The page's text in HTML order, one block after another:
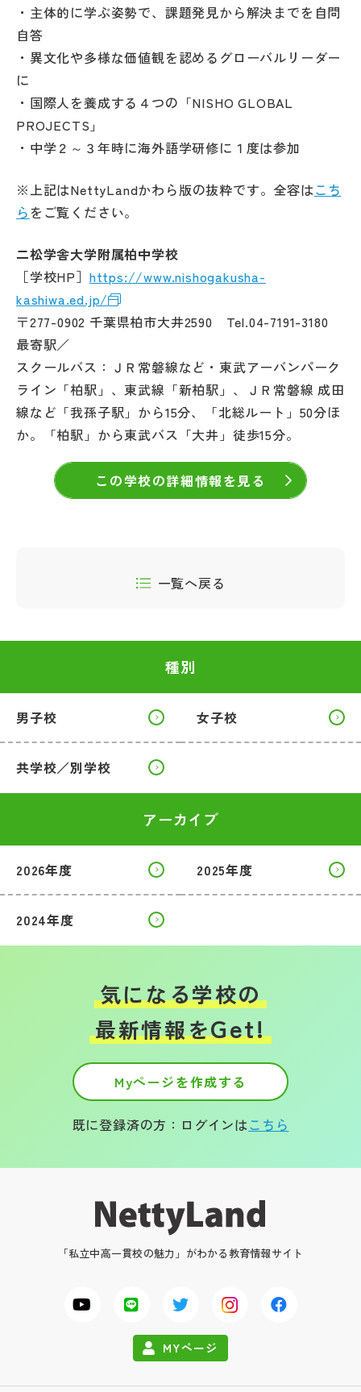
・主体的に学ぶ姿勢で、課題発見から解決までを自問
自答
・異文化や多様な価値観を認めるグローバルリーダー
に
・国際人を養成する４つの「NISHO GLOBAL
PROJECTS」
・中学２～３年時に海外語学研修に１度は参加
※上記はNettyLandかわら版の抜粋です。全容はこち
ら をご覧ください。
二松学舎大学附属柏中学校
［学校HP］ https://www.nishogakusha-
kashiwa.ed.jp/
〒277-0902 千葉県柏市大井2590 Tel.04-7191-3180
最寄駅／
スクールバス：ＪＲ常磐線など・東武アーバンパーク
ライン「柏駅」、東武線「新柏駅」、ＪＲ常磐線 成田
線など「我孫子駅」から15分、「北総ルート」50分ほ
か。「柏駅」から東武バス「大井」徒歩15分。
この学校の詳細情報を見る
一覧へ戻る
種別
男子校 女子校
共学校／別学校
アーカイブ
2026年度 2025年度
2024年度
気になる学校の
最新情報をGet!
Myページを作成する
既に登録済の方：ログインはこちら
「私立中高一貫校の魅力」がわかる教育情報サイト
MYページ